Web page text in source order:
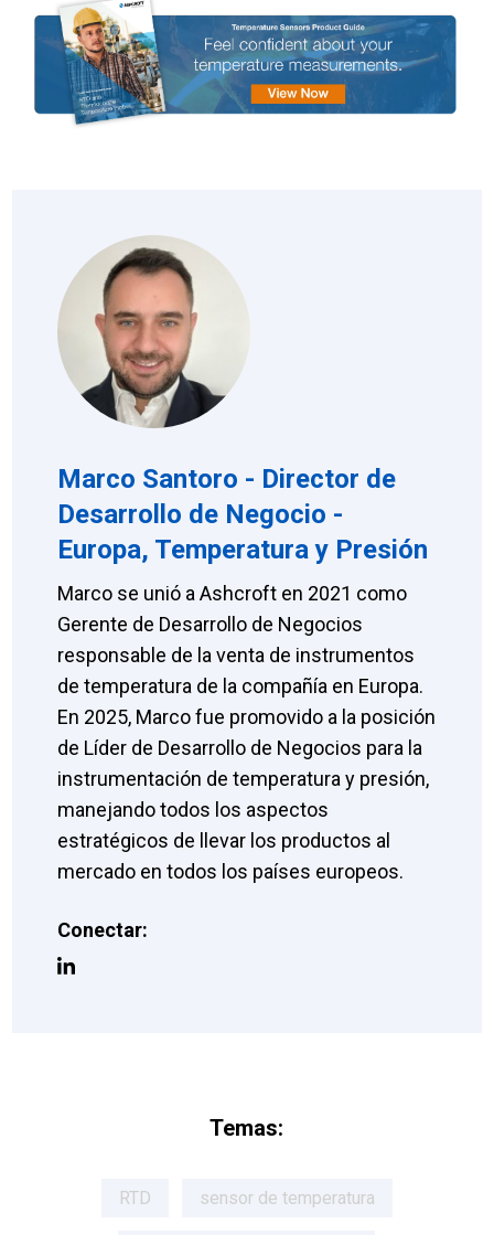
Marco Santoro - Director de
Desarrollo de Negocio -
Europa, Temperatura y Presión
Marco se unió a Ashcroft en 2021 como
Gerente de Desarrollo de Negocios
responsable de la venta de instrumentos
de temperatura de la compañía en Europa.
En 2025, Marco fue promovido a la posición
de Líder de Desarrollo de Negocios para la
instrumentación de temperatura y presión,
manejando todos los aspectos
estratégicos de llevar los productos al
mercado en todos los países europeos.
Conectar:
Temas:
RTD sensor de temperatura